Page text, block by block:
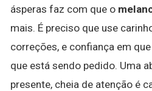
ásperas faz com que o
mais. É preciso que use
correções, e confiança em
que está sendo pedido. Uma
presente, cheia de atenção é